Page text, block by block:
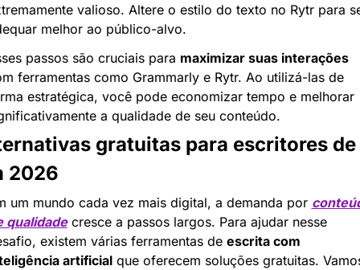
valioso. Altere o estilo do texto no Rytr para
melhor ao público-alvo.
passos são cruciais para maximizar suas interações
ferramentas como Grammarly e Rytr. Ao utilizá-las de
estratégica, você pode economizar tempo e melhorar
a qualidade de seu conteúdo.
gratuitas para escritores de
2026
um mundo cada vez mais digital, a demanda por
qualidade cresce a passos largos. Para ajudar nesse
existem várias ferramentas de escrita com
artificial que oferecem soluções gratuitas.